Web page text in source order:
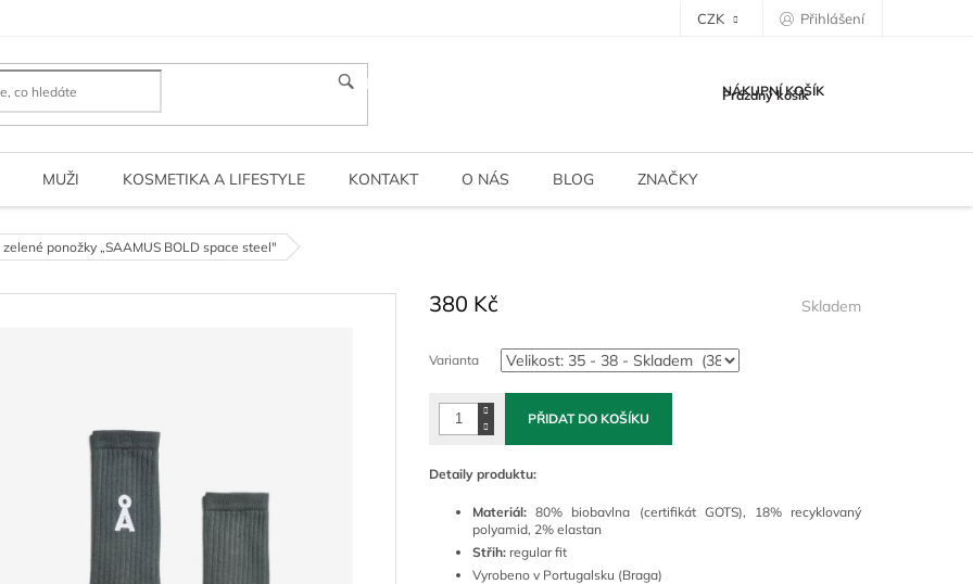
CZK Přihlášení
HLEDAT NÁKUPNÍ KOŠÍK
Prázdný košík
MUŽI KOSMETIKA A LIFESTYLE KONTAKT O NÁS BLOG ZNAČKY
zelené ponožky „SAAMUS BOLD space steel"
380 Kč
cena:
Skladem
Varianta
PŘIDAT DO KOŠÍKU
Detaily produktu:
Materiál: 80% biobavlna (certifikát GOTS), 18% recyklovaný
polyamid, 2% elastan
Střih: regular fit
Vyrobeno v Portugalsku (Braga)